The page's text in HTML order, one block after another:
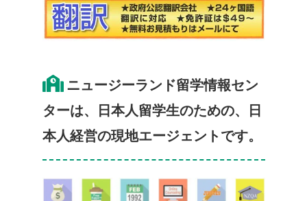
ニュージーランド留学情報セン
ターは、日本人留学生のための、日
本人経営の現地エージェントです。